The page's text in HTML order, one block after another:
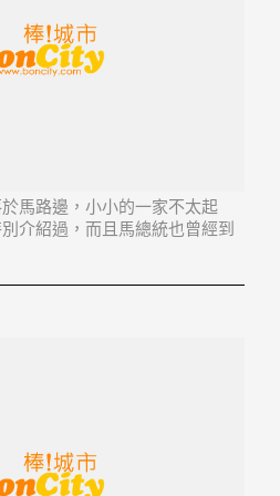
馬路邊，小小的一家不太起
介紹過，而且馬總統也曾經到